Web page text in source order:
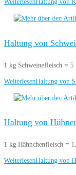
WeiterlesenHaltung von
Haltung von
1 kg Schweinefleisch =
WeiterlesenHaltung von
Haltung von
1 kg Hähnchenfleisch =
WeiterlesenHaltung von